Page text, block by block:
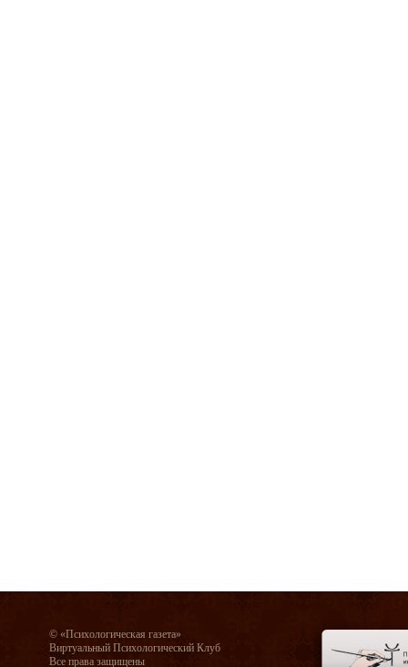
© «Психологическая газета»
Виртуальный Психологический Клуб
Все права защищены